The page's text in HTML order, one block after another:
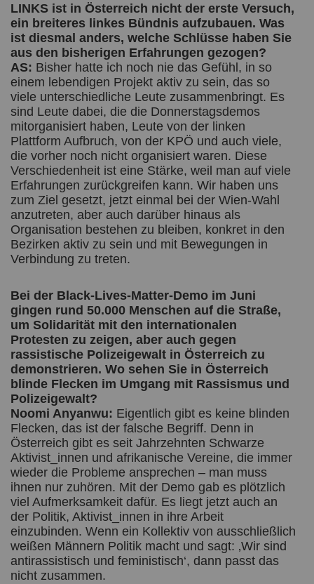
LINKS ist in Österreich nicht der erste Versuch,
ein breiteres linkes Bündnis aufzubauen. Was
ist diesmal anders, welche Schlüsse haben Sie
aus den bisherigen Erfahrungen gezogen?
AS: Bisher hatte ich noch nie das Gefühl, in so
einem lebendigen Projekt aktiv zu sein, das so
viele unterschiedliche Leute zusammenbringt. Es
sind Leute dabei, die die Donnerstagsdemos
mitorganisiert haben, Leute von der linken
Plattform Aufbruch, von der KPÖ und auch viele,
die vorher noch nicht organisiert waren. Diese
Verschiedenheit ist eine Stärke, weil man auf viele
Erfahrungen zurückgreifen kann. Wir haben uns
zum Ziel gesetzt, jetzt einmal bei der Wien-Wahl
anzutreten, aber auch darüber hinaus als
Organisation bestehen zu bleiben, konkret in den
Bezirken aktiv zu sein und mit Bewegungen in
Verbindung zu treten.
Bei der Black-Lives-Matter-Demo im Juni
gingen rund 50.000 Menschen auf die Straße,
um Solidarität mit den internationalen
Protesten zu zeigen, aber auch gegen
rassistische Polizeigewalt in Österreich zu
demonstrieren. Wo sehen Sie in Österreich
blinde Flecken im Umgang mit Rassismus und
Polizeigewalt?
Noomi Anyanwu: Eigentlich gibt es keine blinden
Flecken, das ist der falsche Begriff. Denn in
Österreich gibt es seit Jahrzehnten Schwarze
Aktivist_innen und afrikanische Vereine, die immer
wieder die Probleme ansprechen – man muss
ihnen nur zuhören. Mit der Demo gab es plötzlich
viel Aufmerksamkeit dafür. Es liegt jetzt auch an
der Politik, Aktivist_innen in ihre Arbeit
einzubinden. Wenn ein Kollektiv von ausschließlich
weißen Männern Politik macht und sagt: ‚Wir sind
antirassistisch und feministisch‘, dann passt das
nicht zusammen.